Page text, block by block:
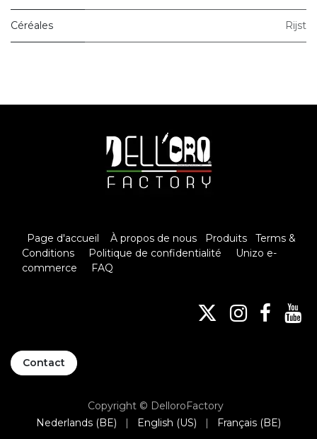
Céréales Rijst
Page d'accueil À propos de nous Produits
Terms &
Conditions
Politique de confidentialité
Unizo e-
commerce
FAQ
Contact
Copyright © DelloroFactory
Nederlands (BE)
| English (US) | Français (BE)